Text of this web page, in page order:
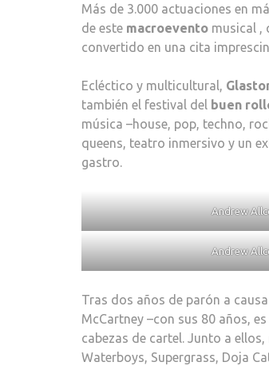
Más de 3.000 actuaciones en
de este macroevento musical ,
convertido en una cita
Ecléctico y multicultural,
también el festival del buen
música –house, pop, techno,
queens, teatro inmersivo y un
gastro.
Andrew
Andrew
Tras dos años de parón a
McCartney –con sus 80 años,
cabezas de cartel. Junto a
Waterboys, Supergrass, Doja